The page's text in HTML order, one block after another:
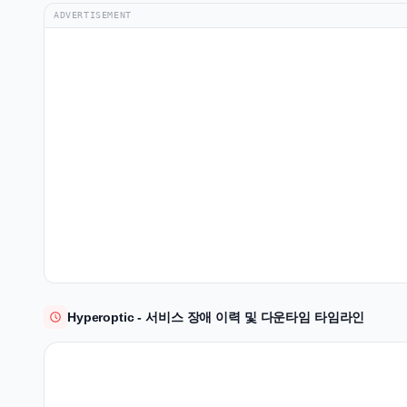
ADVERTISEMENT
Hyperoptic - 서비스 장애 이력 및 다운타임 타임라인